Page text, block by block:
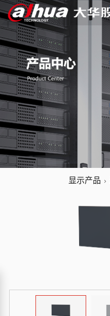
显示产品